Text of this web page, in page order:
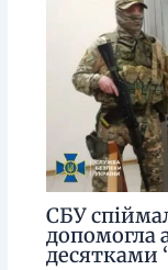
СБУ
допомогла
десятками